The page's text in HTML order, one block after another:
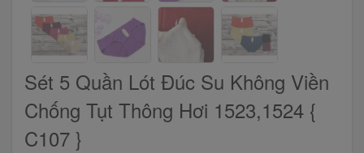
Sét 5 Quần Lót Đúc Su Không Viền
Chống Tụt Thông Hơi 1523,1524 {
C107 }